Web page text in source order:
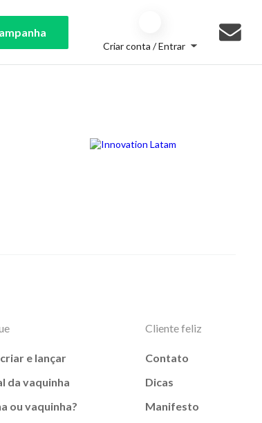
Criar conta / Entrar
e lançar
da vaquinha
ou vaquinha?
Cliente feliz
Contato
Dicas
Manifesto